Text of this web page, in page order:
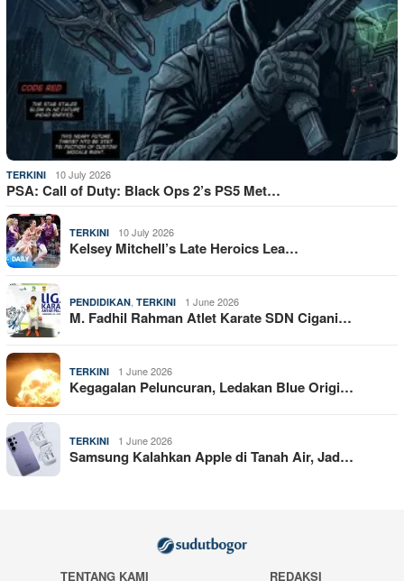
TERKINI 10 July 2026
PSA: Call of Duty: Black Ops 2’s PS5 Met…
TERKINI 10 July 2026
Kelsey Mitchell’s Late Heroics Lea…
PENDIDIKAN TERKINI 1 June 2026
M. Fadhil Rahman Atlet Karate SDN Cigani…
TERKINI 1 June 2026
Kegagalan Peluncuran, Ledakan Blue Origi…
TERKINI 1 June 2026
Samsung Kalahkan Apple di Tanah Air, Jad…
TENTANG KAMI REDAKSI